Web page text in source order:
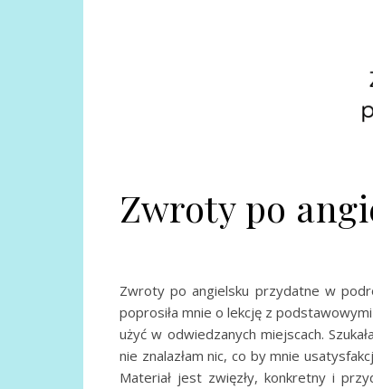
Zwroty po
Zwroty po angielsku przydatne w
poprosiła mnie o lekcję z
użyć w odwiedzanych miejscach.
nie znalazłam nic, co by mnie
Materiał jest zwięzły, konkretny i